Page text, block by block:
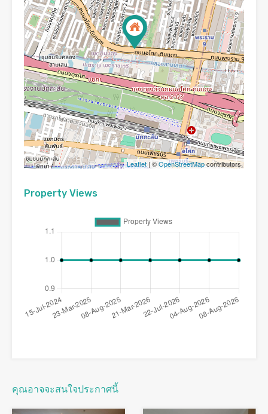
Leaflet | ©OpenStreetMapcontributors
Property Views
คุณอาจจะสนใจประกาศนี้